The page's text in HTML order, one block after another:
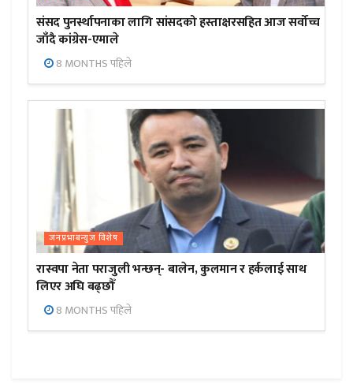
संसद पुनर्स्थापनाका लागि सांसदको हस्ताक्षरसहित आज सर्वोच्च
जाँदै कांग्रेस-एमाले
8 MONTHS पहिले
जनप्रभाबन्युज विशेष
रास्वपा नेता पराजुली भन्छन्- बालेन, कुलमान र हर्कलाई साथ
लिएर अघि बढ्छौँ
8 MONTHS पहिले